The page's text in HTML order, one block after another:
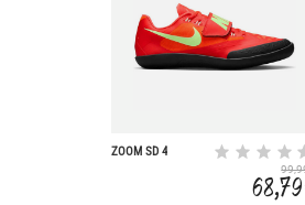
ZOOM SD 4